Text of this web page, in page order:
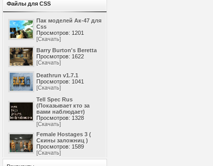
Файлы для CSS
Пак моделей Ак-47 для
Css
Просмотров: 1201
[Скачать]
Barry Burton's Beretta
Просмотров: 1622
[Скачать]
Deathrun v1.7.1
Просмотров: 1041
[Скачать]
Tell Spec Rus
(Показывает кто за
вами наблюдает)
Просмотров: 1328
[Скачать]
Female Hostages 3 (
Скины заложниц )
Просмотров: 1589
[Скачать]